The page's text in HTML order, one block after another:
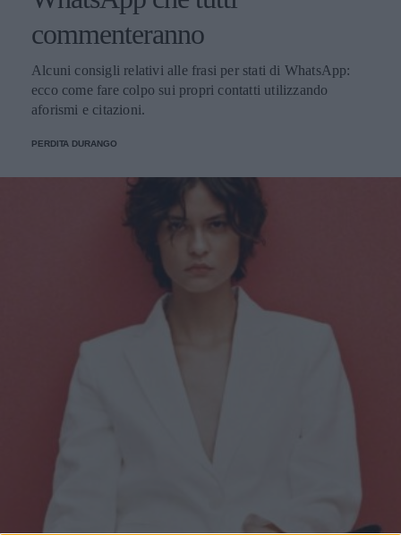
commenteranno
Alcuni consigli relativi alle frasi per stati di WhatsApp:
ecco come fare colpo sui propri contatti utilizzando
aforismi e citazioni.
PERDITA DURANGO